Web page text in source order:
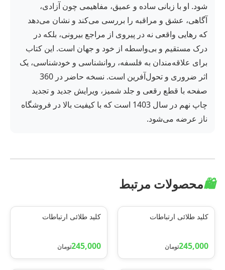
شود. او با زبانی ساده و عمیق، مفاهیمی چون آزادی،
آگاهی، عشق و مراقبه را بررسی می‌کند و نشان می‌دهد
که رهایی واقعی نه در پیروی از مراجع بیرونی، بلکه در
درک مستقیم و بی‌واسطه از خود و جهان است. این کتاب
برای علاقه‌مندان به فلسفه، روانشناسی و خودشناسی، یک
اثر ضروری و تحول‌آفرین است. نسخه حاضر در 360
صفحه با قطع رقعی و جلد شمیز، ویرایش جدید و تجدید
چاپ نهم در سال 1403 است که با کیفیت بالا در فروشگاه
ناز عرضه می‌شود.
🛍️محصولات مرتبط
کلید طلائی ارتباطات
245,000تومان
کلید طلائی ارتباطات
245,000تومان